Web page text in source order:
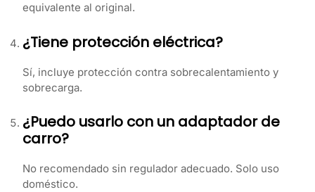
equivalente al original.
¿Tiene protección eléctrica?
Sí, incluye protección contra sobrecalentamiento y
sobrecarga.
¿Puedo usarlo con un adaptador de
carro?
No recomendado sin regulador adecuado. Solo uso
doméstico.